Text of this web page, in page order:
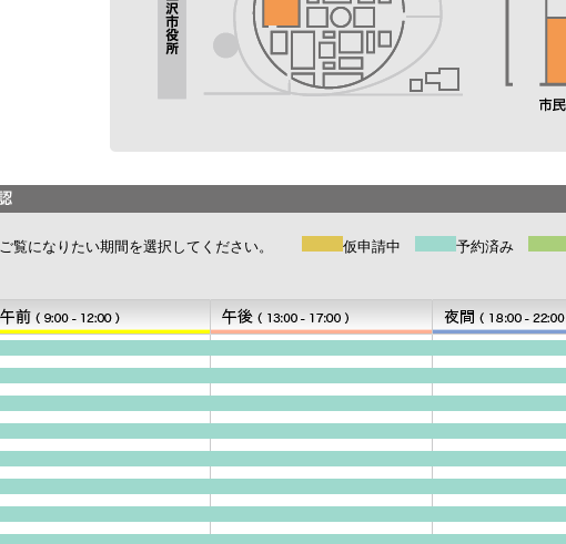
になりたい期間を選択してください。 仮申請中 予約済み